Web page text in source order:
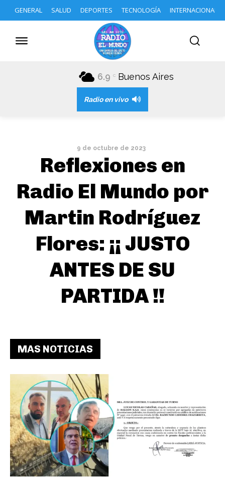
GENERAL SALUD DEPORTES TECNOLOGÍA INTERNACIONAL
6.9 C Buenos Aires
Radio en vivo
9 de octubre de 2023
Reflexiones en
Radio El Mundo por
Martin Rodríguez
Flores: ¡¡ JUSTO
ANTES DE SU
PARTIDA !!
MAS NOTICIAS